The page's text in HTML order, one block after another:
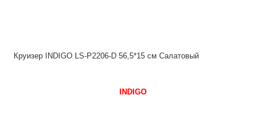
Круизер INDIGO LS-P2206-D 56,5*15 см Салатовый
INDIGO